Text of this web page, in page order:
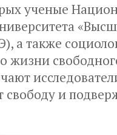
ученые
а также
жизни
свободу и